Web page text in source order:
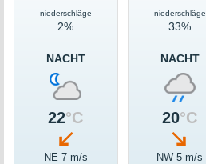
niederschläge
2%
NACHT
22°C
NE 7 m/s
niederschläge
33%
NACHT
20°C
NW 5 m/s